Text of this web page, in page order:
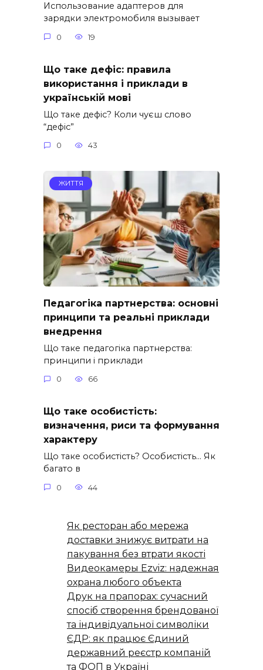
Использование адаптеров для
зарядки электромобиля вызывает
0 19
Що таке дефіс: правила
використання і приклади в
українській мові
Що таке дефіс? Коли чуєш слово
“дефіс”
0 43
ЖИТТЯ
Педагогіка партнерства: основні
принципи та реальні приклади
внедрення
Що таке педагогіка партнерства:
принципи і приклади
0 66
Що таке особистість:
визначення, риси та формування
характеру
Що таке особистість? Особистість… Як
багато в
0 44
Як ресторан або мережа
доставки знижує витрати на
пакування без втрати якості
Видеокамеры Ezviz: надежная
охрана любого объекта
Друк на прапорах: сучасний
спосіб створення брендованої
та індивідуальної символіки
ЄДР: як працює Єдиний
державний реєстр компаній
та ФОП в Україні